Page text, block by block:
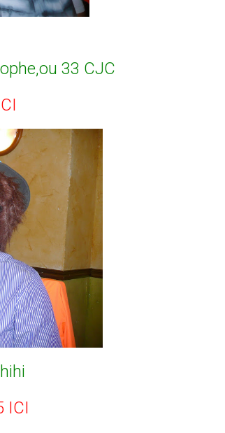
33 CJC
ICI